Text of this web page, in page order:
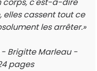
elles cassent tout ce
les arrêter.»
- Brigitte Marleau -
pages